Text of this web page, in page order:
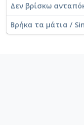
Δεν βρίσκω
Βρήκα τα μάτια /